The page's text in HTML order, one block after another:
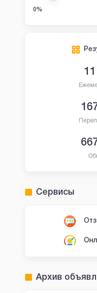
0%
Сервисы
Архив